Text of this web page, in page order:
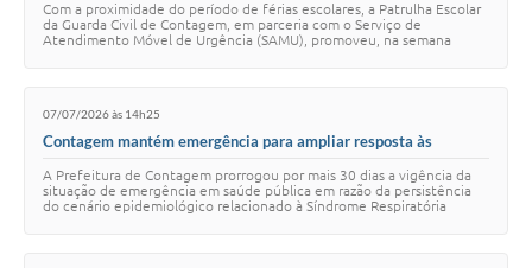
Com a proximidade do período de férias escolares, a Patrulha Escolar
da Guarda Civil de Contagem, em parceria com o Serviço de
Atendimento Móvel de Urgência (SAMU), promoveu, na semana
07/07/2026 às 14h25
Contagem mantém emergência para ampliar resposta às
A Prefeitura de Contagem prorrogou por mais 30 dias a vigência da
situação de emergência em saúde pública em razão da persistência
do cenário epidemiológico relacionado à Síndrome Respiratória